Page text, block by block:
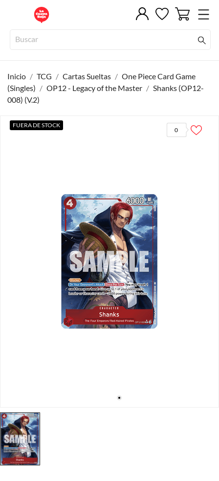
Inicio TCG Cartas Sueltas
One Piece Card Game
(Singles)
OP12 - Legacy of the Master
Shanks (OP12-
008) (V.2)
0
FUERA DE STOCK